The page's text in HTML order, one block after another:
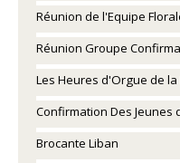
Réunion de l'Equipe
Réunion Groupe
Les Heures d'Orgue de
Confirmation Des Jeunes
Brocante Liban